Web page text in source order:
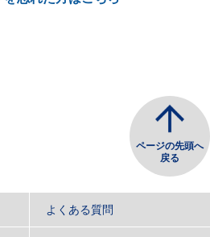
ページの先頭へ
戻る
よくある質問